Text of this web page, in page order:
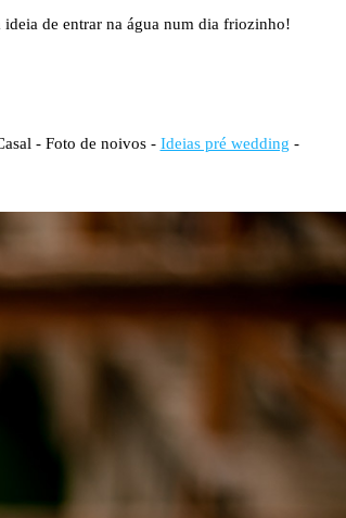
de entrar na água num dia friozinho!
- Foto de noivos - Ideias pré wedding -